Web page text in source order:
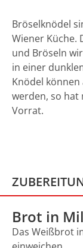
Bröselknödel
Wiener Küche.
und Bröseln
in einer
Knödel
werden, so hat
Vorrat.
Brot in
Das Weißbrot